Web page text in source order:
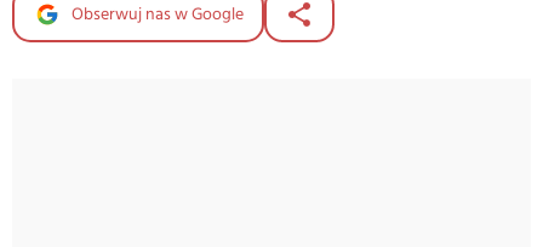
Obserwuj nas w Google